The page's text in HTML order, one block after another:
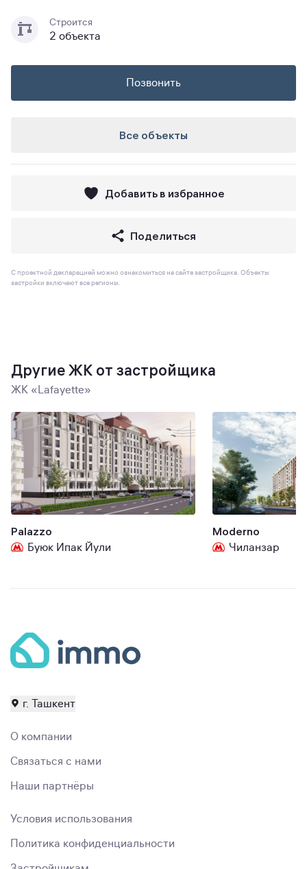
Строится
2 объекта
Позвонить
Все объекты
Добавить в избранное
Поделиться
С проектной декларацией можно ознакомиться на сайте застройщика. Объекты
застройки включают все регионы.
Другие ЖК от застройщика
ЖК «Lafayette»
Palazzo
Буюк Ипак Йули
Moderno
Чиланзар
г. Ташкент
О компании
Связаться с нами
Наши партнёры
Условия использования
Политика конфиденциальности